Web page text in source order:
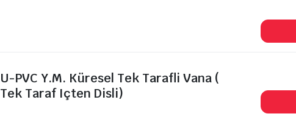
U-PVC Y.M. Küresel Tek Tarafli Vana (
Tek Taraf Içten Disli)